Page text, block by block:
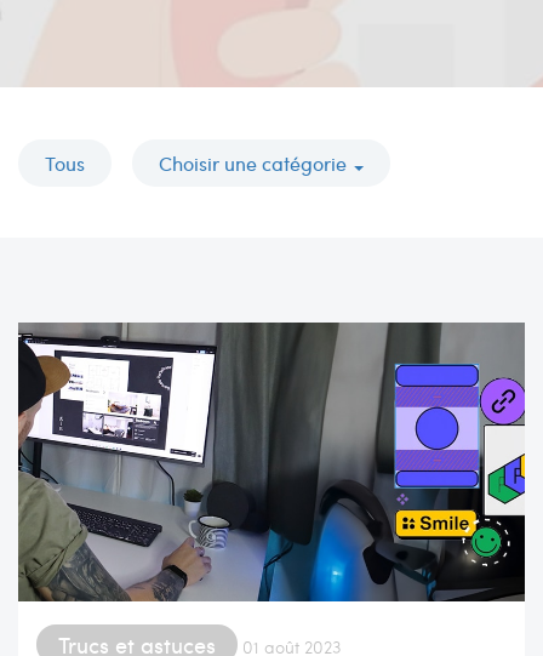
Tous Choisir une catégorie
Trucs et astuces 01 août 2023